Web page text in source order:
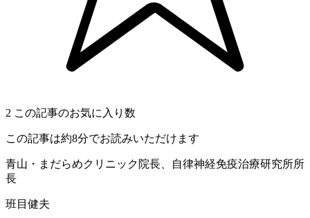
2 この記事のお気に入り数
この記事は約8分でお読みいただけます
青山・まだらめクリニック院長、自律神経免疫治療研究所所
長
班目健夫